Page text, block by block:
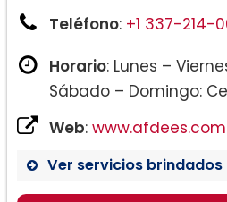
Teléfono: +1 337-214-
Horario: Lunes –
Sábado – Domingo:
Web: www.afdees.com
Ver servicios brindados